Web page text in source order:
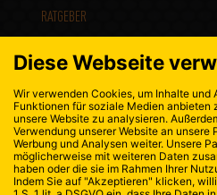
RATGEBER
KONTAKT
DATENSCHUTZ
IMPRESSUM